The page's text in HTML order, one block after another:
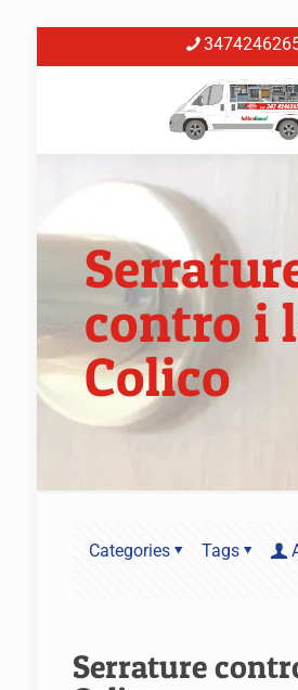
contro i
Colico
Categories Tags
Serrature